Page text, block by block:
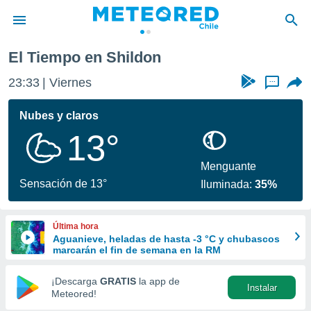
de
por
se
calidad.
a este
las
y
forma
digital
basada
El Tiempo en Shildon
23:33 Viernes ...
Nubes y claros
13°
Sensación de 13°
Menguante
Iluminada:35%
Última hora
Aguanieve, heladas de hasta -3 °C y chubascos
marcarán el fin de semana en la RM
¡Descarga GRATIS la app de
Meteored!
Instalar